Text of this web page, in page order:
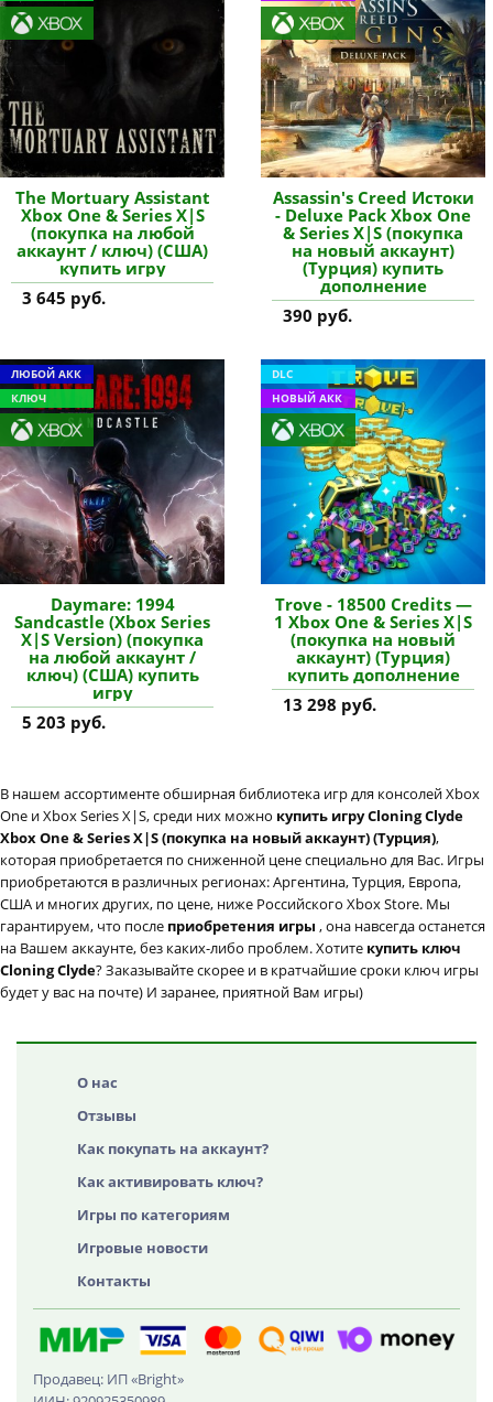
The Mortuary Assistant
Xbox One & Series X|S
(покупка на любой
аккаунт / ключ) (США)
купить игру
3 645 руб.
Assassin's Creed Истоки
- Deluxe Pack Xbox One
& Series X|S (покупка
на новый аккаунт)
(Турция) купить
дополнение
390 руб.
ЛЮБОЙ АКК
КЛЮЧ
Daymare: 1994
Sandcastle (Xbox Series
X|S Version) (покупка
на любой аккаунт /
ключ) (США) купить
игру
5 203 руб.
DLC
НОВЫЙ АКК
Trove - 18500 Credits —
1 Xbox One & Series X|S
(покупка на новый
аккаунт) (Турция)
купить дополнение
13 298 руб.
В нашем ассортименте обширная библиотека игр для консолей Xbox
One и Xbox Series X|S, среди них можно купить игру Cloning Clyde
Xbox One & Series X|S (покупка на новый аккаунт) (Турция),
которая приобретается по сниженной цене специально для Вас. Игры
приобретаются в различных регионах: Аргентина, Турция, Европа,
США и многих других, по цене, ниже Российского Xbox Store. Мы
гарантируем, что после приобретения игры , она навсегда останется
на Вашем аккаунте, без каких-либо проблем. Хотите купить ключ
Cloning Clyde? Заказывайте скорее и в кратчайшие сроки ключ игры
будет у вас на почте) И заранее, приятной Вам игры)
О нас
Отзывы
Как покупать на аккаунт?
Как активировать ключ?
Игры по категориям
Игровые новости
Контакты
Продавец: ИП «Bright»